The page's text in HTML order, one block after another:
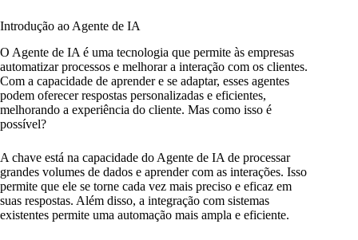
Introdução ao Agente de IA
O Agente de IA é uma tecnologia que permite às empresas
automatizar processos e melhorar a interação com os clientes.
Com a capacidade de aprender e se adaptar, esses agentes
podem oferecer respostas personalizadas e eficientes,
melhorando a experiência do cliente. Mas como isso é
possível?
A chave está na capacidade do Agente de IA de processar
grandes volumes de dados e aprender com as interações. Isso
permite que ele se torne cada vez mais preciso e eficaz em
suas respostas. Além disso, a integração com sistemas
existentes permite uma automação mais ampla e eficiente.